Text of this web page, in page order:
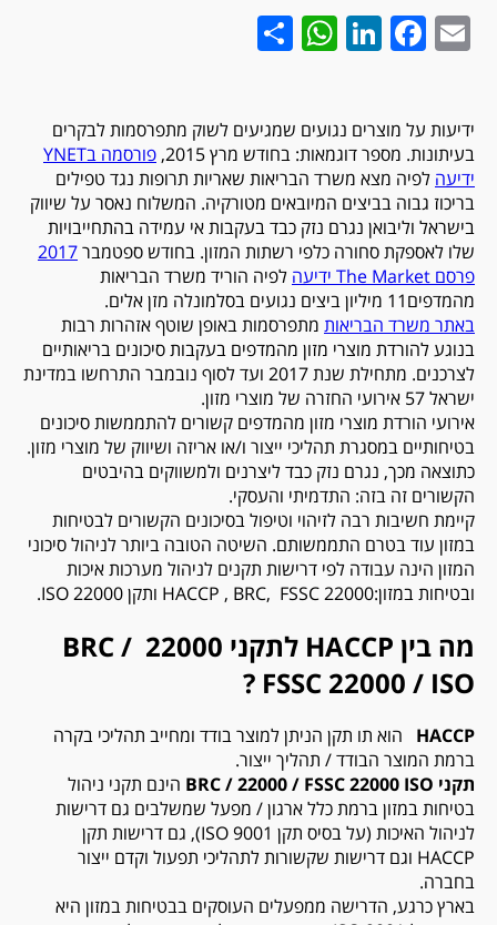
Email
Facebook
LinkedIn
WhatsApp
ידיעות על מוצרים נגועים שמגיעים לשוק מתפרסמות לבקרים
בעיתונות. מספר דוגמאות: בחודש מרץ 2015,
פורסמה בYNET
ידיעה לפיה מצא משרד הבריאות שאריות תרופות נגד טפילים
בריכוז גבוה בביצים המיובאים מטורקיה. המשלוח נאסר על שיווק
בישראל וליבואן נגרם נזק כבד בעקבות אי עמידה בהתחייבויות
שלו לאספקת סחורה כלפי רשתות המזון. בחודש ספטמבר2017
פרסם The Market ידיעה
לפיה הוריד משרד הבריאות
מהמדפים11 מיליון ביצים נגועים בסלמונלה מזן אלים.
באתר משרד הבריאות מתפרסמות באופן שוטף אזהרות רבות
בנוגע להורדת מוצרי מזון מהמדפים בעקבות סיכונים בריאותיים
לצרכנים. מתחילת שנת 2017 ועד לסוף נובמבר התרחשו במדינת
ישראל 57 אירועי החזרה של מוצרי מזון.
אירועי הורדת מוצרי מזון מהמדפים קשורים להתממשות סיכונים
בטיחותיים במסגרת תהליכי ייצור ו/או אריזה ושיווק של מוצרי מזון.
כתוצאה מכך, נגרם נזק כבד ליצרנים ולמשווקים בהיבטים
הקשורים זה בזה: התדמיתי והעסקי.
קיימת חשיבות רבה לזיהוי וטיפול בסיכונים הקשורים לבטיחות
במזון עוד בטרם התממשותם. השיטה הטובה ביותר לניהול סיכוני
המזון הינה עבודה לפי דרישות תקנים לניהול מערכות איכות
ובטיחות במזון:22000 HACCP , BRC, FSSC ותקן 22000 ISO.
מה בין HACCP לתקני 22000 BRC /
FSSC 22000 / ISO ?
HACCP הוא תו תקן הניתן למוצר בודד ומחייב תהליכי בקרה
ברמת המוצר הבודד / תהליך ייצור.
תקני BRC / 22000 / FSSC 22000 ISO
הינם תקני ניהול
בטיחות במזון ברמת כלל ארגון / מפעל שמשלבים גם דרישות
לניהול האיכות (על בסיס תקן 9001 ISO), גם דרישות תקן
HACCP וגם דרישות שקשורות לתהליכי תפעול וקדם ייצור
בחברה.
בארץ כרגע, הדרישה ממפעלים העוסקים בבטיחות במזון היא